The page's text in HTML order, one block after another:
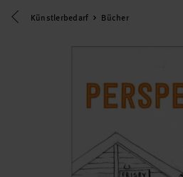
Eine Kategorie zurück navigieren
Künstlerbedarf Bücher